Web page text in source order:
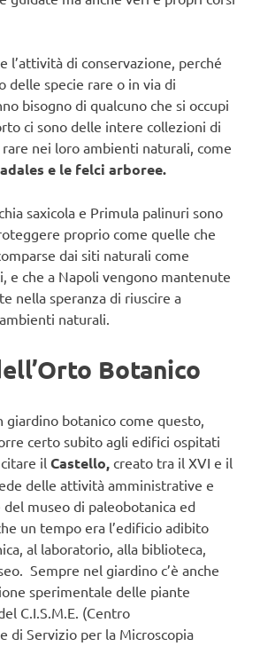
l’attività di conservazione, perché
delle specie rare o in via di
bisogno di qualcuno che si occupi
ci sono delle intere collezioni di
nei loro ambienti naturali, come
e le felci arboree.
saxicola e Primula palinuri sono
proprio come quelle che
dai siti naturali come
e che a Napoli vengono mantenute
nella speranza di riuscire a
naturali.
Botanico
giardino botanico come questo,
certo subito agli edifici ospitati
il Castello, creato tra il XVI e il
delle attività amministrative e
museo di paleobotanica ed
un tempo era l’edificio adibito
al laboratorio, alla biblioteca,
Sempre nel giardino c’è anche
sperimentale delle piante
C.I.S.M.E. (Centro
di Servizio per la Microscopia